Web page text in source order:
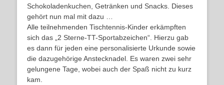
Schokoladenkuchen, Getränken und Snacks. Dieses
gehört nun mal mit dazu …
Alle teilnehmenden Tischtennis-Kinder erkämpften
sich das „2 Sterne-TT-Sportabzeichen“. Hierzu gab
es dann für jeden eine personalisierte Urkunde sowie
die dazugehörige Anstecknadel. Es waren zwei sehr
gelungene Tage, wobei auch der Spaß nicht zu kurz
kam.